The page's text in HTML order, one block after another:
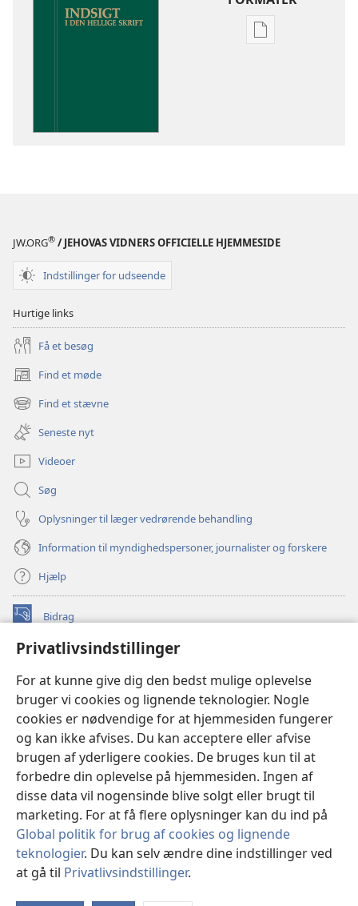
Privatlivsindstillinger
For at kunne give dig den bedst mulige oplevelse
bruger vi cookies og lignende teknologier. Nogle
cookies er nødvendige for at hjemmesiden fungerer
og kan ikke afvises. Du kan acceptere eller afvise
brugen af yderligere cookies. De bruges kun til at
forbedre din oplevelse på hjemmesiden. Ingen af
disse data vil nogensinde blive solgt eller brugt til
marketing. For at få flere oplysninger kan du ind på
Global politik for brug af cookies og lignende
teknologier. Du kan selv ændre dine indstillinger ved
at gå til Privatlivsindstillinger.
Indstillinger
JW.ORG® / JEHOVAS VIDNERS OFFICIELLE HJEMMESIDE
Indstillinger for udseende
Hurtige links
Få et besøg
Find et møde
(åbner
nyt
vindue)
Find et stævne
(åbner
nyt
vindue)
Seneste nyt
Videoer
Søg
Oplysninger til læger vedrørende behandling
Information til myndighedspersoner, journalister og forskere
Hjælp
Bidrag
(åbner
vindue)Watchtower ONLINE LIBRARY™
nyt
vindue)JW Hub
(åbner
nyt
vindue)JW Library
Watchtower Library
Copyright© 2026 Watch Tower Bible and Tract Society of Pennsylvania.
ANVENDELSESVILKÅR
PRIVATLIVSINDSTILLINGER